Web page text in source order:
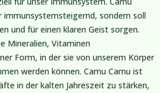
immunsystemsteigernd, sondern soll
und für einen klaren Geist sorgen.
Mineralien, Vitaminen
Form, in der sie von unserem Körper
werden können. Camu Camu ist
in der kalten Jahreszeit zu stärken,